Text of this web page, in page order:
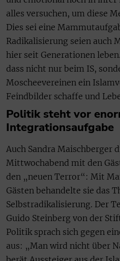
alles versuchen, um diese
Dies sei eine
Radikalisierung seien auch
hier seit Generationen
dass nicht nur beim IS,
Moscheevereinen ein
Feindbilder schaffe und
Politik steht vor
Integrationsaufgabe
Auch Sandra Maischberger
Mittwochabend mit den
den „neuen Terror“: Mit
Gästen behandelte sie das
Selbstradikalisierung. Der
Guido Steinberg von der
Politik sprach sich gegen
aus: „Man wird nicht über